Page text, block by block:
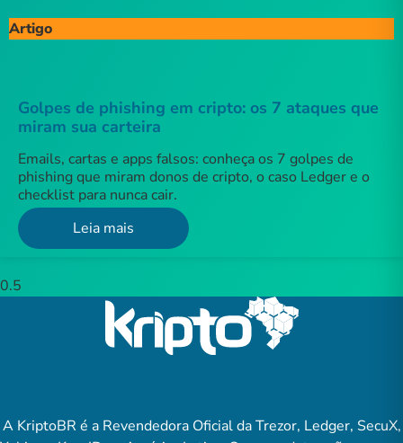
Artigo
Golpes de phishing em cripto: os 7 ataques que
miram sua carteira
Emails, cartas e apps falsos: conheça os 7 golpes de
phishing que miram donos de cripto, o caso Ledger e o
checklist para nunca cair.
Leia mais
A KriptoBR é a Revendedora Oficial da Trezor, Ledger, SecuX,